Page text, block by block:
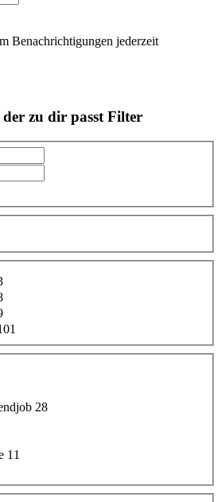
Benachrichtigungen jederzeit
zu dir passt Filter
28
11